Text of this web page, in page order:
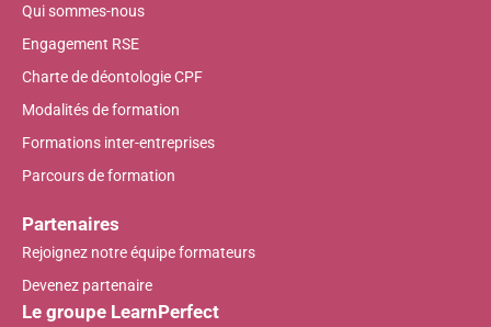
Qui sommes-nous
Engagement RSE
Charte de déontologie CPF
Modalités de formation
Formations inter-entreprises
Parcours de formation
Partenaires
Rejoignez notre équipe formateurs
Devenez partenaire
Le groupe LearnPerfect